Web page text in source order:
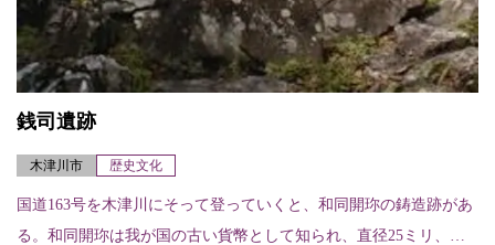
銭司遺跡
木津川市 歴史文化
国道163号を木津川にそって登っていくと、和同開珎の鋳造跡があ
る。和同開珎は我が国の古い貨幣として知られ、直径25ミリ、